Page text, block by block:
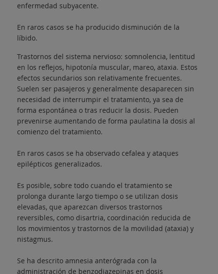
enfermedad subyacente.
En raros casos se ha producido disminución de la
líbido.
Trastornos del sistema nervioso: somnolencia, lentitud
en los reflejos, hipotonía muscular, mareo, ataxia. Estos
efectos secundarios son relativamente frecuentes.
Suelen ser pasajeros y generalmente desaparecen sin
necesidad de interrumpir el tratamiento, ya sea de
forma espontánea o tras reducir la dosis. Pueden
prevenirse aumentando de forma paulatina la dosis al
comienzo del tratamiento.
En raros casos se ha observado cefalea y ataques
epilépticos generalizados.
Es posible, sobre todo cuando el tratamiento se
prolonga durante largo tiempo o se utilizan dosis
elevadas, que aparezcan diversos trastornos
reversibles, como disartria, coordinación reducida de
los movimientos y trastornos de la movilidad (ataxia) y
nistagmus.
Se ha descrito amnesia anterógrada con la
administración de benzodiazepinas en dosis